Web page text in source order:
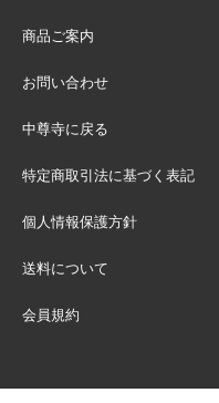
商品ご案内
お問い合わせ
中尊寺に戻る
特定商取引法に基づく表記
個人情報保護方針
送料について
会員規約